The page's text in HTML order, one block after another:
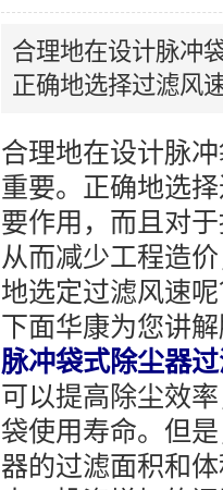
合理地在设计脉冲
正确地选择过滤风
合理地在设计脉
重要。正确地选
要作用，而且对
从而减少工程造
地选定过滤风速
下面华康为您讲
脉冲袋式除尘器
可以提高除尘效
袋使用寿命。但
器的过滤面积和